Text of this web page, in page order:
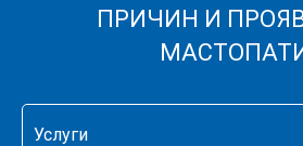
ПРИЧИН И
Услуги